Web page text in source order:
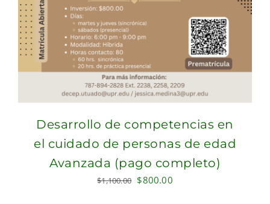
Desarrollo de competencias en
el cuidado de personas de edad
Avanzada (pago completo)
$1,100.00 Original
$800.00Current